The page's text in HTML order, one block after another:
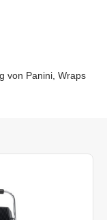
von Panini, Wraps